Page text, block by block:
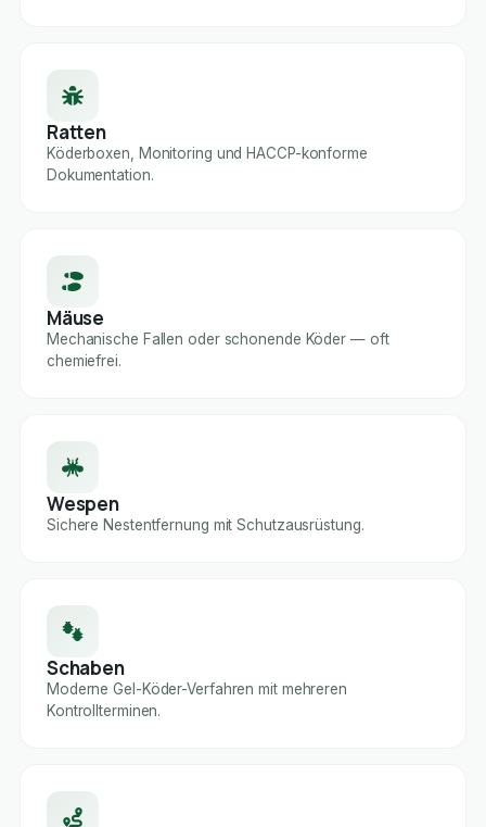
Ratten
Köderboxen, Monitoring und HACCP-konforme
Dokumentation.
Mäuse
Mechanische Fallen oder schonende Köder — oft
chemiefrei.
Wespen
Sichere Nestentfernung mit Schutzausrüstung.
Schaben
Moderne Gel-Köder-Verfahren mit mehreren
Kontrollterminen.